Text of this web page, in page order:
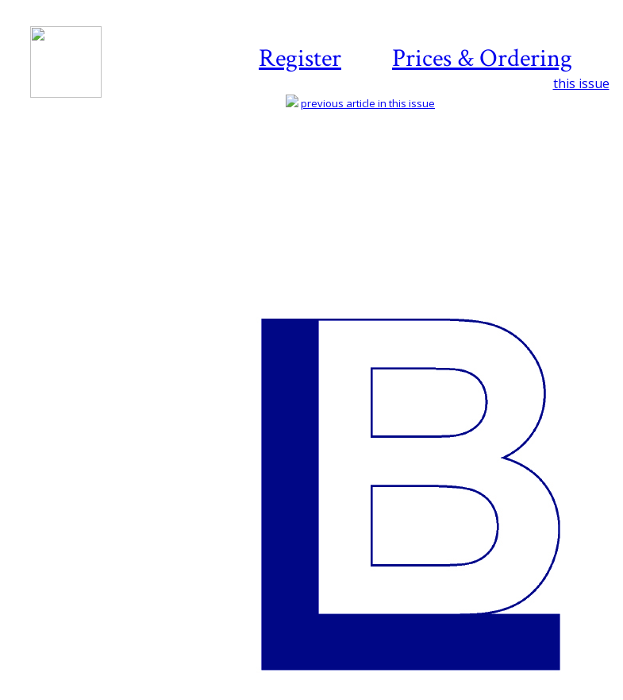
Register Prices & Ordering
this issue
previous article in this issue